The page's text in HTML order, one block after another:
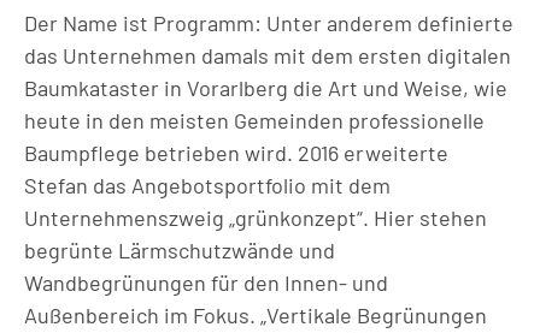
Der Name ist Programm: Unter anderem definierte
das Unternehmen damals mit dem ersten digitalen
Baumkataster in Vorarlberg die Art und Weise, wie
heute in den meisten Gemeinden professionelle
Baumpflege betrieben wird. 2016 erweiterte
Stefan das Angebotsportfolio mit dem
Unternehmenszweig „grünkonzept“. Hier stehen
begrünte Lärmschutzwände und
Wandbegrünungen für den Innen- und
Außenbereich im Fokus. „Vertikale Begrünungen